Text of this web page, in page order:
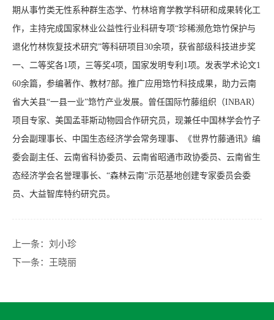
期从事竹类无性系种群生态学、竹林培育学教学科研和成果转化工
作，主持完成国家林业公益性行业科研专项“珍稀濒危筇竹保护与
退化竹林恢复技术研究”等科研项目30余项，获省部级科技进步奖
一、二等奖各1项，三等奖4项，国家发明专利1项。发表学术论文1
60余篇，参编著作、教材7部。推广应用筇竹科技成果，助力云南
省大关县“一县一业”筇竹产业发展。曾任国际竹藤组织（INBAR）
项目专家、美国孟菲斯动物园合作研究员，现兼任中国林学会竹子
分会副理事长、中国生态经济学会常务理事、《世界竹藤通讯》编
委会副主任、云南省科协委员、云南省昭通市政协委员、云南省生
态经济学会名誉理事长、“森林云南”示范基地创建专家委员会委
员、大益智库特约研究员。
上一条： 刘小珍
下一条：
王晓丽